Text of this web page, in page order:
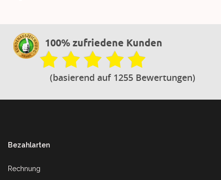
100% zufriedene Kunden
(basierend auf 1255 Bewertungen)
Bezahlarten
Rechnung